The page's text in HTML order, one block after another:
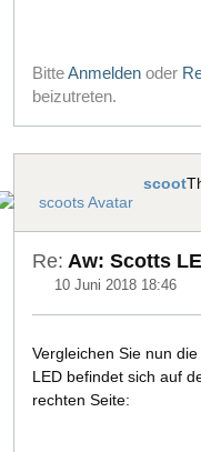
BitteAnmelden oder
beizutreten.
scoot
Re: Aw: Scotts
10 Juni 2018 18:46
Vergleichen Sie nun
LED befindet sich auf
rechten Seite: